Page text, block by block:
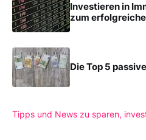
Investieren in
zum
Die Top 5
Tipps und News zu sparen,